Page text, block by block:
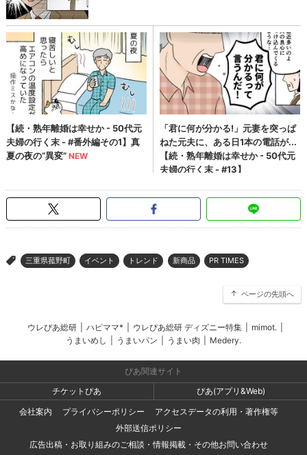
> 三重県菰野町 イベント トレンド 新商品 PR TIMES
ページの先頭へ
ウレぴあ総研 ハピママ* ウレぴあ総研 ディズニー特集 mimot.
うまいめし
うまいパン うまい肉 Medery.
ぴあ関連サイト
チケットぴあ
ぴあ(アプリ&Web)
会社案内
プライバシーポリシー
アクセスデータの利用・著作権等
外部送信ポリシー
広告出稿・お取り組みのご相談・情報掲載・その他お問い合わせ